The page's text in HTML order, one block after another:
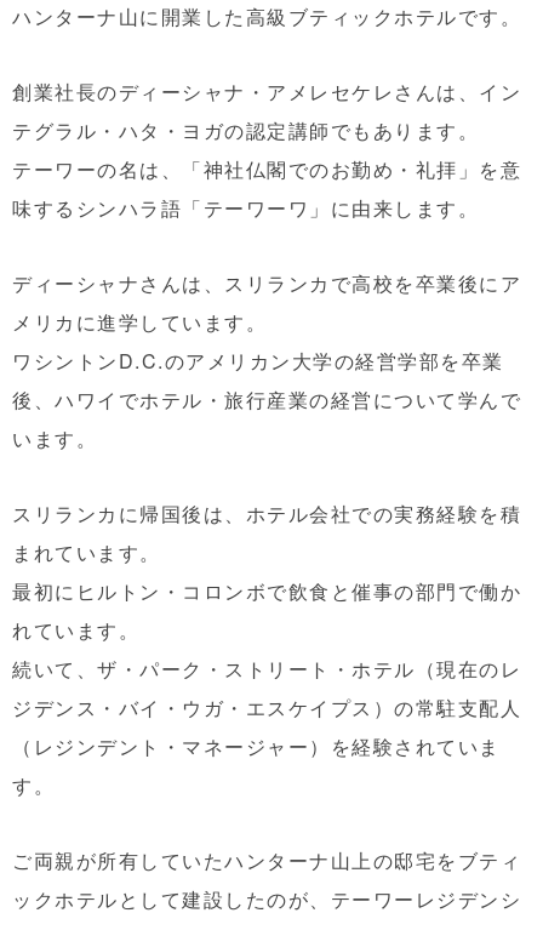
ハンターナ山に開業した高級ブティックホテルです。
創業社長のディーシャナ・アメレセケレさんは、イン
テグラル・ハタ・ヨガの認定講師でもあります。
テーワーの名は、「神社仏閣でのお勤め・礼拝」を意
味するシンハラ語「テーワーワ」に由来します。
ディーシャナさんは、スリランカで高校を卒業後にア
メリカに進学しています。
ワシントンD.C.のアメリカン大学の経営学部を卒業
後、ハワイでホテル・旅行産業の経営について学んで
います。
スリランカに帰国後は、ホテル会社での実務経験を積
まれています。
最初にヒルトン・コロンボで飲食と催事の部門で働か
れています。
続いて、ザ・パーク・ストリート・ホテル（現在のレ
ジデンス・バイ・ウガ・エスケイプス）の常駐支配人
（レジンデント・マネージャー）を経験されていま
す。
ご両親が所有していたハンターナ山上の邸宅をブティ
ックホテルとして建設したのが、テーワーレジデンシ